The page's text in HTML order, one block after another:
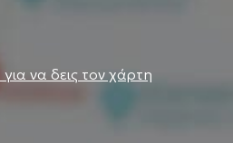
να δεις τον χάρτη